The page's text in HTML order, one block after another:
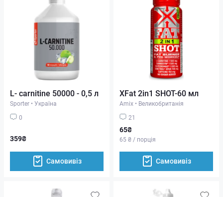
L- carnitine 50000 - 0,5 л
Sporter • Україна
0
359₴
Самовивіз
XFat 2in1 SHOT-60 мл
Amix • Великобританія
21
65₴
65 ₴ / порція
Самовивіз